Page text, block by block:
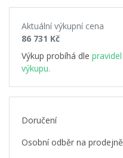
Aktuální výkupní cena
86 731 Kč
Výkup probíhá dle pravidel
výkupu.
Doručení
Osobní odběr na prodejně